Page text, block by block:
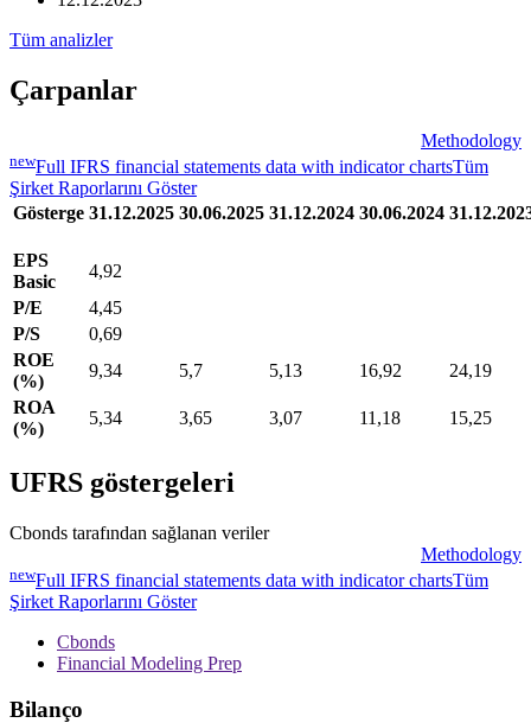
Tüm analizler
Çarpanlar
Methodology
newFull IFRS financial statements data with indicator chartsTüm
Şirket Raporlarını Göster
Gösterge 31.12.2025 30.06.2025 31.12.2024 30.06.2024
EPS
Basic
4,92
P/E
4,45
P/S
0,69
ROE
(%)
9,34 5,7 5,13 16,92
24,19
ROA
(%)
5,34 3,65 3,07 11,18 15,25
UFRS göstergeleri
Cbonds tarafından sağlanan veriler
Methodology
newFull IFRS financial statements data with indicator chartsTüm
Şirket Raporlarını Göster
Cbonds
Financial Modeling Prep
Bilanço